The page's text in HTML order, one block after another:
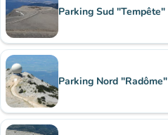
Parking Sud "Tempête"
Parking Nord "Radôme"